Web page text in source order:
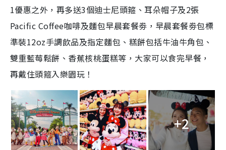
1優惠之外，再多送3個迪士尼頭箍、耳朵帽子及2張
Pacific Coffee咖啡及麵包早晨套餐劵，早晨套餐劵包標
準裝12oz手調飲品及指定麵包、糕餅包括牛油牛角包、
雙重藍莓鬆餅、香蕉核桃蛋糕等，大家可以食完早餐，
再戴住頭箍入樂園玩！
+2